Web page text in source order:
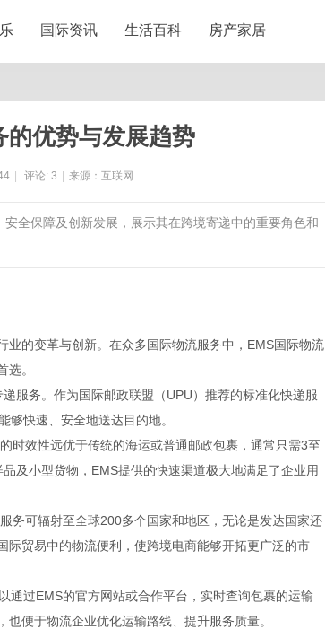
国际资讯 生活百科 房产家居
优势与发展趋势
评论: 3 来源：互联网
全保障及创新发展，展示其在跨境寄递中的重要角色和
的变革与创新。在众多国际物流服务中，EMS国际物流
。
服务。作为国际邮政联盟（UPU）推荐的标准化快递服
快速、安全地送达目的地。
时效性远优于传统的海运或普通邮政包裹，通常只需3至
及小型货物，EMS提供的快速渠道极大地满足了企业用
务可辐射至全球200多个国家和地区，无论是发达国家还
贸易中的物流便利，使跨境电商能够开拓更广泛的市
通过EMS的官方网站或合作平台，实时查询包裹的运输
便于物流企业优化运输路线、提升服务质量。